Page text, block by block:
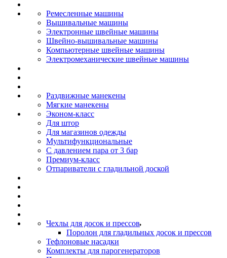
Ремесленные машины
Вышивальные машины
Электронные швейные машины
Швейно-вышивальные машины
Компьютерные швейные машины
Электромеханические швейные машины
Раздвижные манекены
Мягкие манекены
Эконом-класс
Для штор
Для магазинов одежды
Мультифункциональные
С давлением пара от 3 бар
Премиум-класс
Отпариватели с гладильной доской
Чехлы для досок и прессов
Поролон для гладильных досок и прессов
Тефлоновые насадки
Комплекты для парогенераторов